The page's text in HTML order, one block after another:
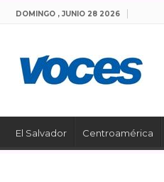
DOMINGO , JUNIO 28 2026
El Salvador Centroamérica